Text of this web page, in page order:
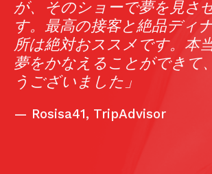
が、そのショーで夢を見さ
す。最高の接客と絶品ディ
所は絶対おススメです。本
夢をかなえることができて
うございました」
— Rosisa41, TripAdvisor